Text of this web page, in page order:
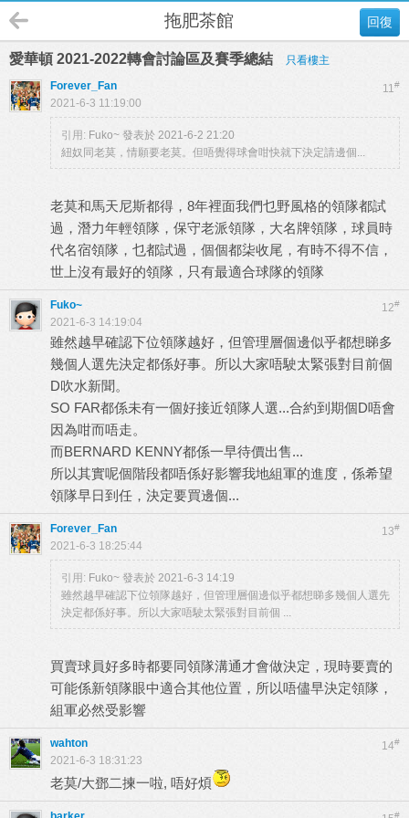
回復
拖肥茶館
愛華頓 2021-2022轉會討論區及賽季總結 只看樓主
11#
Forever_Fan
2021-6-3 11:19:00
引用: Fuko~ 發表於 2021-6-2 21:20
紐奴同老莫，情願要老莫。但唔覺得球會咁快就下決定請邊個...
老莫和馬天尼斯都得，8年裡面我們乜野風格的領隊都試
過，潛力年輕領隊，保守老派領隊，大名牌領隊，球員時
代名宿領隊，乜都試過，個個都柒收尾，有時不得不信，
世上沒有最好的領隊，只有最適合球隊的領隊
12#
Fuko~
2021-6-3 14:19:04
雖然越早確認下位領隊越好，但管理層個邊似乎都想睇多
幾個人選先決定都係好事。所以大家唔駛太緊張對目前個
D吹水新聞。
SO FAR都係未有一個好接近領隊人選...合約到期個D唔會
因為咁而唔走。
而BERNARD KENNY都係一早待價出售...
所以其實呢個階段都唔係好影響我地組軍的進度，係希望
領隊早日到任，決定要買邊個...
13#
Forever_Fan
2021-6-3 18:25:44
引用: Fuko~ 發表於 2021-6-3 14:19
雖然越早確認下位領隊越好，但管理層個邊似乎都想睇多幾個人選先
決定都係好事。所以大家唔駛太緊張對目前個 ...
買賣球員好多時都要同領隊溝通才會做決定，現時要賣的
可能係新領隊眼中適合其他位置，所以唔儘早決定領隊，
組軍必然受影響
14#
wahton
2021-6-3 18:31:23
老莫/大鄧二揀一啦, 唔好煩
#